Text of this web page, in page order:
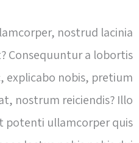
nostrud lacinia
Consequuntur a lobortis
explicabo nobis, pretium
nostrum reiciendis? Illo
potenti ullamcorper quis